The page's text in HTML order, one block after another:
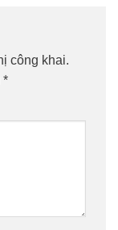
công khai.
*